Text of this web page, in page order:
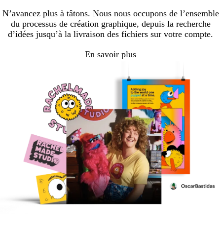
N’avancez plus à tâtons. Nous nous occupons de l’ensemble
du processus de création graphique, depuis la recherche
d’idées jusqu’à la livraison des fichiers sur votre compte.
En savoir plus